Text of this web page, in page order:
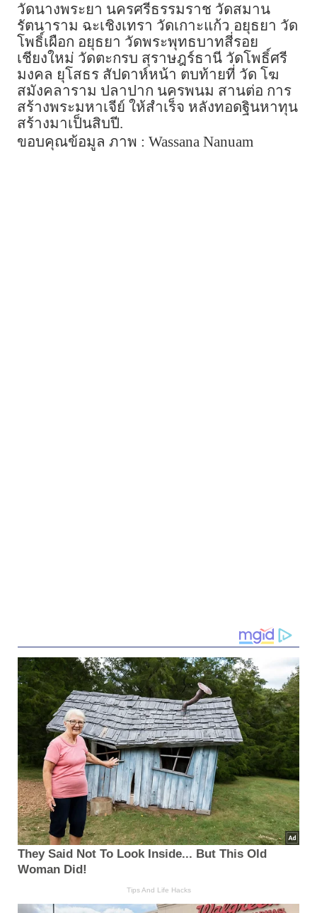
วัดนางพระยา นครศรีธรรมราช วัดสมาน
รัตนาราม ฉะเชิงเทรา วัดเกาะแก้ว อยุธยา วัด
โพธิ์เผือก อยุธยา วัดพระพุทธบาทสี่รอย
เชียงใหม่ วัดตะกรบ สุราษฎร์ธานี วัดโพธิ์ศรี
มงคล ยุโสธร สัปดาห์หน้า ตบท้ายที่ วัด โฆ
สมังคลาราม ปลาปาก นครพนม สานต่อ การ
สร้างพระมหาเจีย์ ให้สำเร็จ หลังทอดฐินหาทุน
สร้างมาเป็นสิบปี.
ขอบคุณข้อมูล ภาพ : Wassana Nanuam